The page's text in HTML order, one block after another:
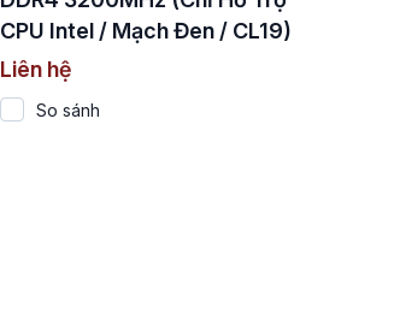
CPU Intel / Mạch Đen / CL19)
Liên hệ
So sánh